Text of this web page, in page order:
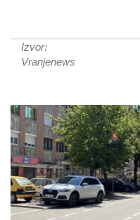
Izvor:
Vranjenews